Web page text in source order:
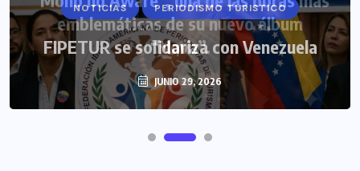
NOTICIAS PERIODISMO TURISTICO
FIPETUR se solidariza con Venezuela
JUNIO 29, 2026